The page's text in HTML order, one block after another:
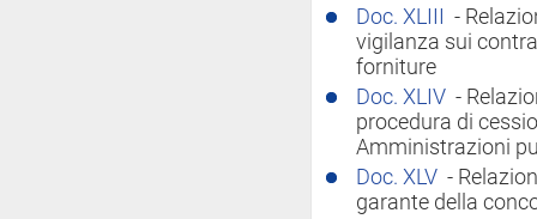
Doc. XLIII
-
vigilanza sui
forniture
Doc. XLIV -
procedura di
Amministrazioni
Doc. XLV -
garante della